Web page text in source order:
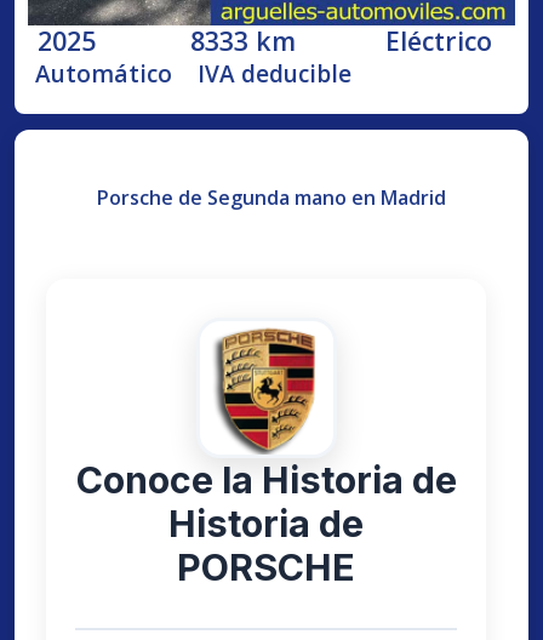
2025 8333 km Eléctrico
Automático IVA deducible
Porsche de Segunda mano en Madrid
Conoce la Historia de
Historia de
PORSCHE